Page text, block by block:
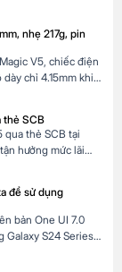
hàng có thể
đến 12 tháng, phù
[…]nhẹ 217g, pin
V5, chiếc điện
chỉ 4.15mm khi
Ngà). Với trọng
và công nghệ
lại chuẩn mực
thẻ SCB
qua thẻ SCB tại
hưởng mức lãi
có thể linh hoạt
phù hợp với
để sử dụng
bản One UI 7.0
Galaxy S24 Series,
thức. Đây là một